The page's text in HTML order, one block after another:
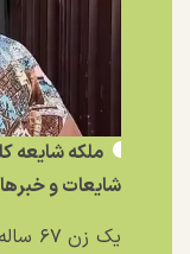
شایعات و
یک